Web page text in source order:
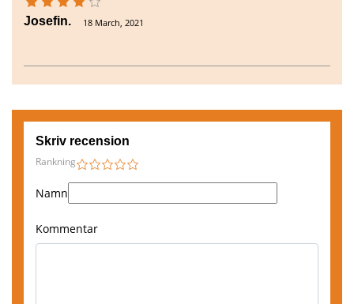
Josefin. 18 March, 2021
Skriv recension
Rankning 5
4
3
2
1
Namn
Kommentar